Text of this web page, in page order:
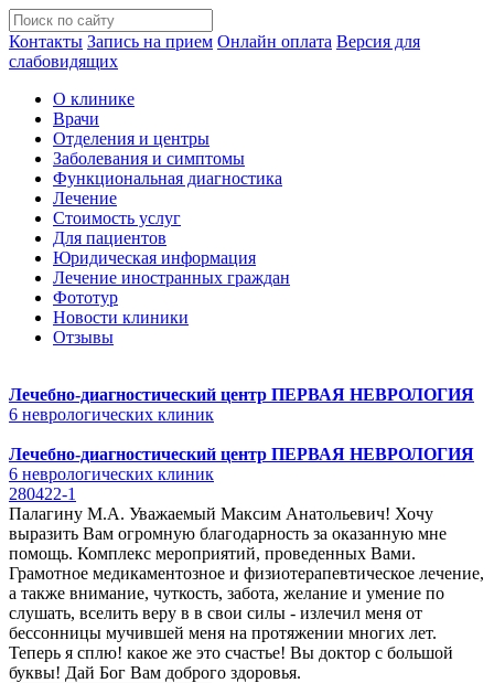
Контакты Запись на прием Онлайн оплата Версия для
слабовидящих
О клинике
Врачи
Отделения и центры
Заболевания и симптомы
Функциональная диагностика
Лечение
Стоимость услуг
Для пациентов
Юридическая информация
Лечение иностранных граждан
Фототур
Новости клиники
Отзывы
Лечебно-диагностический центр ПЕРВАЯ НЕВРОЛОГИЯ
6 неврологических клиник
Лечебно-диагностический центр ПЕРВАЯ НЕВРОЛОГИЯ
6 неврологических клиник
280422-1
Палагину М.А. Уважаемый Максим Анатольевич! Хочу
выразить Вам огромную благодарность за оказанную мне
помощь. Комплекс мероприятий, проведенных Вами.
Грамотное медикаментозное и физиотерапевтическое лечение,
а также внимание, чуткость, забота, желание и умение по
слушать, вселить веру в в свои силы - излечил меня от
бессонницы мучившей меня на протяжении многих лет.
Теперь я сплю! какое же это счастье! Вы доктор с большой
буквы! Дай Бог Вам доброго здоровья.